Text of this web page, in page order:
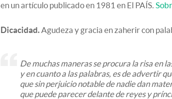
en un artículo publicado en 1981 en El PAÍS.
Dicacidad.Agudeza y gracia en zaherir con
De muchas maneras se procura la risa en
y en cuanto a las palabras, es de advertir
que sin perjuicio notable de nadie dan
que puede parecer delante de reyes y